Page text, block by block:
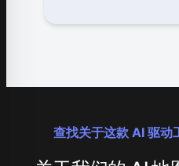
查找关于这款 AI 驱动